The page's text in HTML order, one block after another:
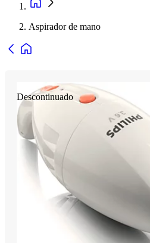
Aspirador de mano
Descontinuado